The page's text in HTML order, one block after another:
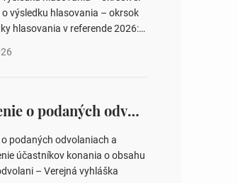
o výsledku hlasovania – okrsok
hlasovania v referende 2026:
https://www.volbysr.sk/…
Oznámenie o podaných odvolaniach a upovedomenie účastníkov konania o obsahu podaných odvolani – Verejná vyhláška
podaných odvolaniach a
účastníkov konania o obsahu
– Verejná vyhláška